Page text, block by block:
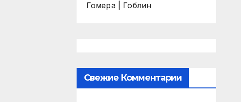
Гомера | Гоблин
Свежие Комментарии